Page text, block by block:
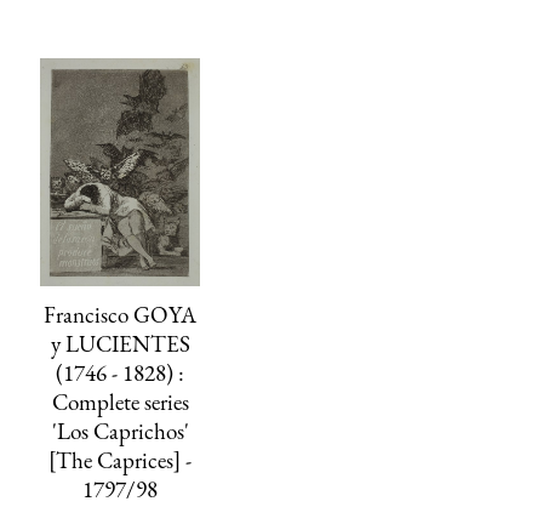
Francisco GOYA
y LUCIENTES
(1746 - 1828) :
Complete series
'Los Caprichos'
[The Caprices] -
1797/98